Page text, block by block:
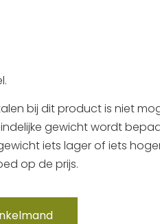
bij dit product is niet
gewicht wordt
iets lager of iets
op de prijs.